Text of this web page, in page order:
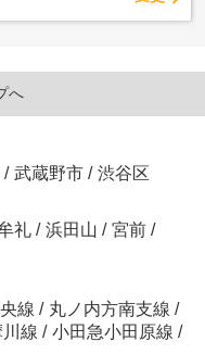
へ
/ 武蔵野市 / 渋谷区
礼 / 浜田山 / 宮前 /
線 / 丸ノ内方南支線 /
線 / 小田急小田原線 /